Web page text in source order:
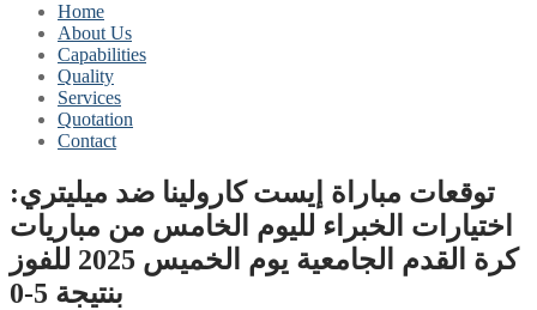
Home
About Us
Capabilities
Quality
Services
Quotation
Contact
توقعات مباراة إيست كارولينا ضد ميليتري:
اختيارات الخبراء لليوم الخامس من مباريات
كرة القدم الجامعية يوم الخميس 2025 للفوز
بنتيجة 5-0